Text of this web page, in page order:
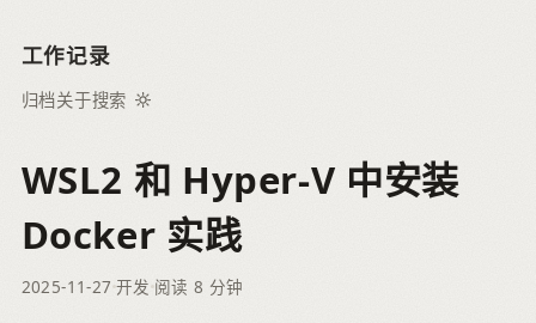
工作记录
归档关于搜索
WSL2 和 Hyper-V 中安装
Docker 实践
2025-11-27 开发 阅读 8 分钟